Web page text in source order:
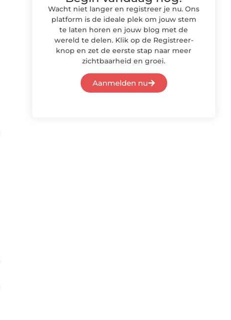
Wacht niet langer en registreer je nu. Ons
platform is de ideale plek om jouw stem
te laten horen en jouw blog met de
wereld te delen. Klik op de Registreer-
knop en zet de eerste stap naar meer
zichtbaarheid en groei.
Aanmelden nu